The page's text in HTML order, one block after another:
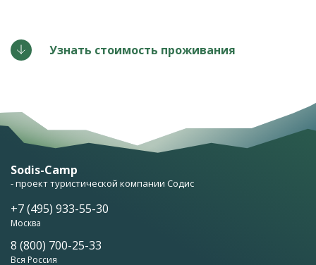
Узнать стоимость проживания
Sodis-Camp
- проект туристической компании Содис
+7 (495) 933-55-30
Москва
8 (800) 700-25-33
Вся Россия